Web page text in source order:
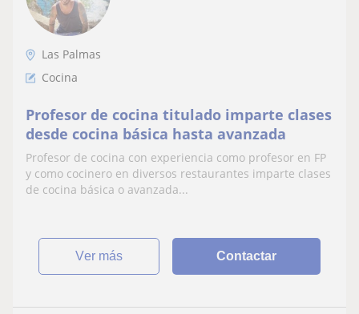
Las Palmas
Cocina
Profesor de cocina titulado imparte clases
desde cocina básica hasta avanzada
Profesor de cocina con experiencia como profesor en FP
y como cocinero en diversos restaurantes imparte clases
de cocina básica o avanzada...
ver más Contactar